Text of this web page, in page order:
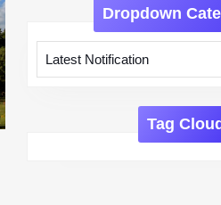
Dropdown
Tag Cloud